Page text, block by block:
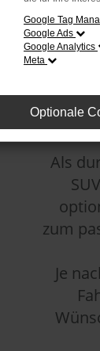
Als
zum
Je
Google Tag
Google Ads
Google Analytics
Meta
Optionale